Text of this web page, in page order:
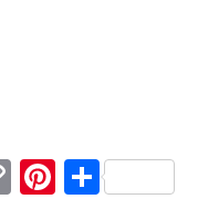
CopyPinterest
Share